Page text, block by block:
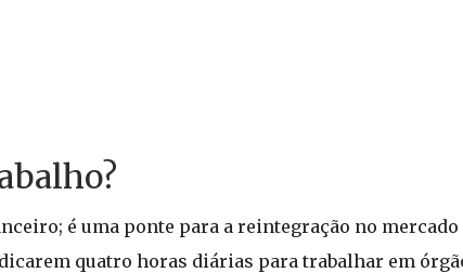
é uma ponte para a reintegração no
quatro horas diárias para trabalhar em